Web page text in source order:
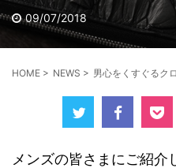
09/07/2018
HOME > NEWS > 男心をくすぐるク
メンズの皆さまにご紹